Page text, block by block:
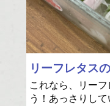
リーフレタス
これなら、リー
う！あっさりし